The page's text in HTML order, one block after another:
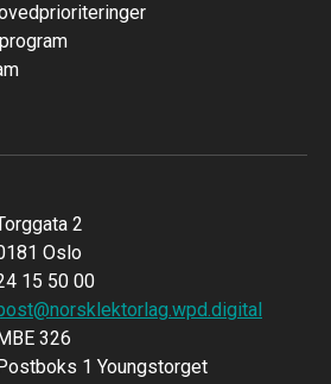
2
Oslo
15 50 00
MBE 326
Postboks 1 Youngstorget